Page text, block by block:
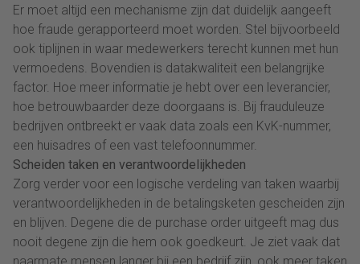
Er moet altijd een mechanisme zijn dat duidelijk aangeeft
hoe fraude gerapporteerd moet worden. Stel bijvoorbeeld
ook tiplijnen in waar medewerkers terecht kunnen met hun
vermoedens. Bovendien is datakwaliteit een belangrijke
factor. Hoe meer informatie je hebt over een leverancier,
hoe betrouwbaarder deze doorgaans is. Bij frauduleuze
bedrijven ontbreekt er vaak data zoals een KvK-nummer,
een huisadres of een vast telefoonnummer.
Scheiden taken en verantwoordelijkheden
Zorg verder voor een logische verdeling van taken waarbij
verantwoordelijkheden in de betalingsketen gescheiden zijn
en blijven. Degene die de purchase order uitgeeft mag dus
nooit degene zijn die hem ook goedkeurt. Je ziet vaak dat